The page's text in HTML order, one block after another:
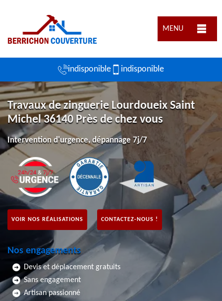
MENU
indisponible indisponible
Travaux de zinguerie Lourdoueix Saint
Michel 36140 Près de chez vous
Intervention d'urgence, dépannage 7j/7
VOIR NOS RÉALISATIONS CONTACTEZ-NOUS !
Nos engagements
Devis et déplacement gratuits
Sans engagement
Artisan passionné